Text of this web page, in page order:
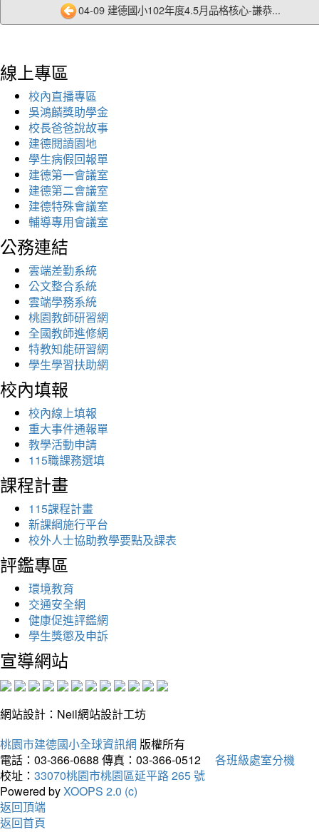
04-09 建德國小102年度4.5月品格核心-謙恭...
線上專區
校內直播專區
吳鴻麟獎助學金
校長爸爸說故事
建德閱讀園地
學生病假回報單
建德第一會議室
建德第二會議室
建德特殊會議室
輔導專用會議室
公務連結
雲端差勤系統
公文整合系統
雲端學務系統
桃園教師研習網
全國教師進修網
特教知能研習網
學生學習扶助網
校內填報
校內線上填報
重大事件通報單
教學活動申請
115職課務選填
課程計畫
115課程計畫
新課綱施行平台
校外人士協助教學要點及課表
評鑑專區
環境教育
交通安全網
健康促進評鑑網
學生獎懲及申訴
宣導網站
網站設計：Neil網站設計工坊
桃園市建德國小全球資訊網 版權所有
電話：03-366-0688 傳真：03-366-0512
各班級處室分機
校址： 33070桃園市桃園區延平路 265 號
Powered byXOOPS 2.0 (c)
返回頂端
返回首頁